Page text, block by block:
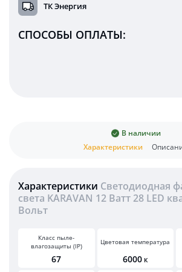
ТК Энергия
СПОСОБЫ ОПЛАТЫ:
Характеристики
В наличии
Характеристики Светодиодная
света KARAVAN 12 Ватт 28 LED
Вольт
Класс пыле-
влагозащиты (IP)
67
Цветовая температура
6000 К